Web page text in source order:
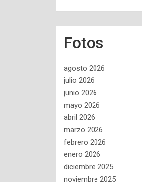
Fotos
agosto 2026
julio 2026
junio 2026
mayo 2026
abril 2026
marzo 2026
febrero 2026
enero 2026
diciembre 2025
noviembre 2025